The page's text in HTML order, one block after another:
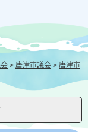
> 唐津市議会 > 唐津市